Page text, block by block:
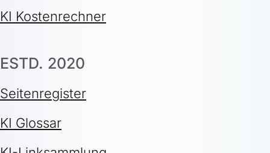
KI Kostenrechner
ESTD. 2020
Seitenregister
KI Glossar